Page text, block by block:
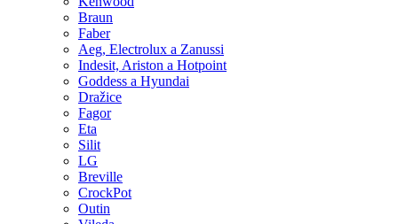
Braun
Faber
Aeg, Electrolux a Zanussi
Indesit, Ariston a Hotpoint
Goddess a Hyundai
Dražice
Fagor
Eta
Silit
LG
Breville
CrockPot
Outin